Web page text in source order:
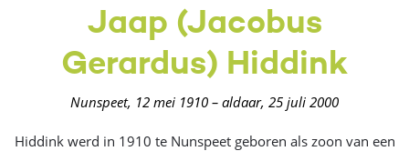
Jaap (Jacobus
Gerardus) Hiddink
Nunspeet, 12 mei 1910 – aldaar, 25 juli 2000
Hiddink werd in 1910 te Nunspeet geboren als zoon van een